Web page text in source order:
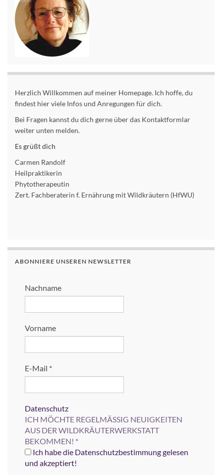
Herzlich Willkommen auf meiner Homepage. Ich hoffe, du
findest hier viele Infos und Anregungen für dich.
Bei Fragen kannst du dich gerne über das Kontaktformlar
weiter unten melden.
Es grüßt dich
Carmen Randolf
Heilpraktikerin
Phytotherapeutin
Zert. Fachberaterin f. Ernährung mit Wildkräutern (HfWU)
ABONNIERE UNSEREN NEWSLETTER
Nachname
Vorname
E-Mail *
Datenschutz
ICH MÖCHTE REGELMÄSSIG NEUIGKEITEN
AUS DER WILDKRÄUTERWERKSTATT
BEKOMMEN! *
Ich habe die Datenschutzbestimmung gelesen
und akzeptiert!